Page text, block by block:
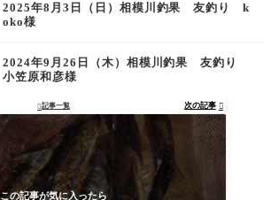
2025年8月3日（日）相模川釣果 友釣り k
oko様
2024年9月26日（木）相模川釣果 友釣り
小笠原和彦様
記事一覧 次の記事 
この記事が気に入ったら